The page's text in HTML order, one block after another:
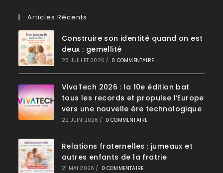
Articles Récents
Construire son identité quand on est
deux : gemellité
28 JUILLET 2026 / 0 COMMENTAIRE
VivaTech 2026 : la 10e édition bat
tous les records et propulse l’Europe
vers une nouvelle ère technologique
22 JUIN 2026 / 0 COMMENTAIRE
Relations fraternelles : jumeaux et
autres enfants de la fratrie
21 MAI 2026 / 0 COMMENTAIRE